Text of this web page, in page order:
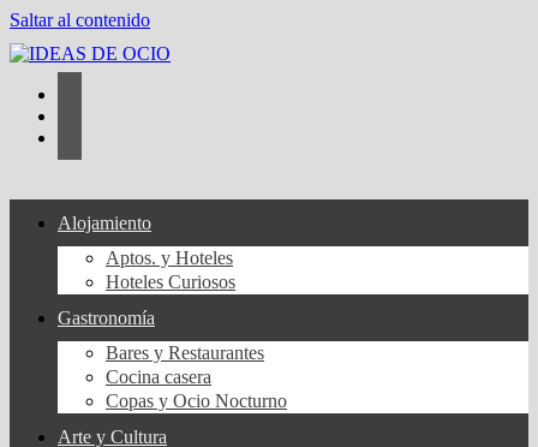
Saltar al contenido
Alojamiento
Aptos. y Hoteles
Hoteles Curiosos
Gastronomía
Bares y Restaurantes
Cocina casera
Copas y Ocio Nocturno
Arte y Cultura